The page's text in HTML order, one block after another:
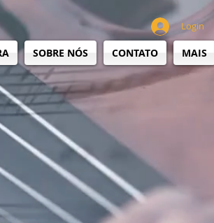
Login
SOBRE NÓS CONTATO MAIS